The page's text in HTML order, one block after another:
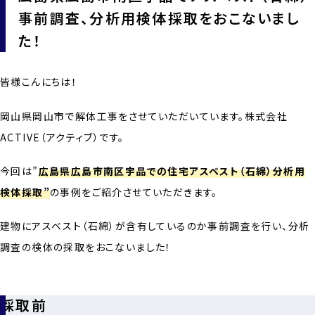
事前調査、分析用検体採取をおこないまし
た！
皆様こんにちは！
岡山県岡山市で解体工事をさせていただいています。株式会社
ACTIVE（アクティブ）です。
今回は”広島県広島市南区宇品での住宅アスベスト（石綿）分析用
検体採取”の事例をご紹介させていただきます。
建物にアスベスト（石綿）が含有しているのか事前調査を行い、分析
調査の検体の採取をおこないました！
採取前